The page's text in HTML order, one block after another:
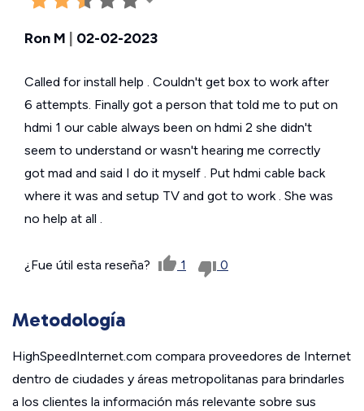
Ron M 02-02-2023
Called for install help . Couldn't get box to work after
6 attempts. Finally got a person that told me to put on
hdmi 1 our cable always been on hdmi 2 she didn't
seem to understand or wasn't hearing me correctly
got mad and said I do it myself . Put hdmi cable back
where it was and setup TV and got to work . She was
no help at all .
¿Fue útil esta reseña? 1 0
Metodología
HighSpeedInternet.com compara proveedores de Internet
dentro de ciudades y áreas metropolitanas para brindarles
a los clientes la información más relevante sobre sus